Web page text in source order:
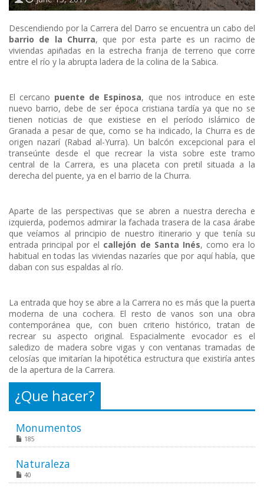
Descendiendo por la Carrera del Darro se encuentra un cabo del
barrio de la Churra, que por esta parte es un racimo de
viviendas apiñadas en la estrecha franja de terreno que corre
entre el río y la abrupta ladera de la colina de la Sabica.
El cercano puente de Espinosa, que nos introduce en este
nuevo barrio, debe de ser época cristiana tardía ya que no se
tienen noticias de que existiese en el período islámico de
Granada a pesar de que, como se ha indicado, la Churra es de
origen nazarí (Rabad al-Yurra). Un balcón excepcional para el
transeúnte desde el que recrear la vista sobre este tramo
central de la Carrera, es una placeta con pretil situada a la
derecha del puente, ya en el barrio de la Churra.
Aparte de las perspectivas que se abren a nuestra derecha e
izquierda, podemos admirar la fachada trasera de la casa árabe
que veíamos al principio de nuestro itinerario y que tenía su
entrada principal por el callejón de Santa Inés, como era lo
habitual en todas las viviendas nazaríes que por aquí había, que
daban con sus espaldas al río.
La entrada que hoy se abre a la Carrera no es más que la puerta
moderna de una cochera. El resto de vanos son una obra
contemporánea que, con buen criterio histórico, tratan de
recrear su aspecto original. Espacialmente evocador es el
saledizo de madera sobre vigas y con ventanas tramadas de
celosías que imitarían la hipotética estructura que existiría antes
de la apertura de la Carrera.
¿Que hacer?
Monumentos
185
Naturaleza
40